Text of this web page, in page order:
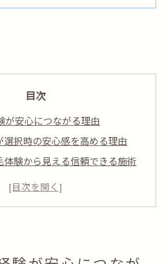
目次
が安心につながる理由
選択時の安心感を高める理由
体験から見える信頼できる施術
選びに役立つ体験知識